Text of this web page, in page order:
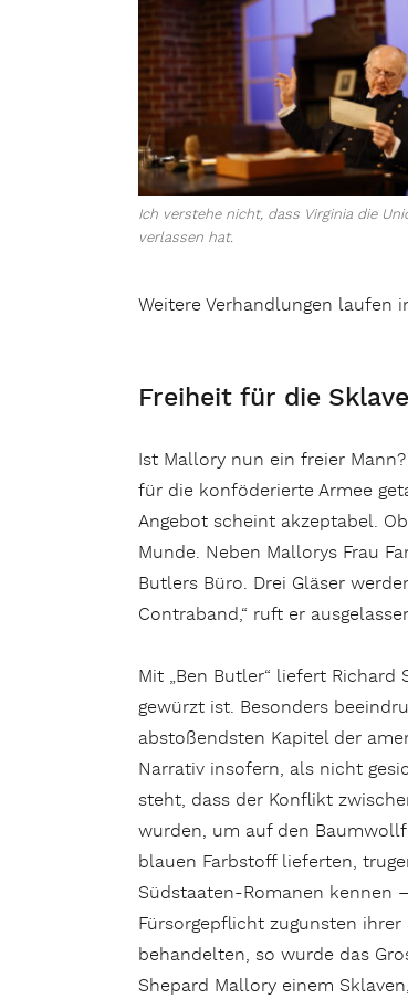
Ich verstehe nicht, dass Virginia die
verlassen hat.
Weitere Verhandlungen laufen
Freiheit für die
Ist Mallory nun ein freier
für die konföderierte Armee
Angebot scheint akzeptabel.
Munde. Neben Mallorys Frau
Butlers Büro. Drei Gläser
Contraband,“ ruft er
Mit „Ben Butler“ liefert
gewürzt ist. Besonders
abstoßendsten Kapitel der
Narrativ insofern, als nicht
steht, dass der Konflikt
wurden, um auf den
blauen Farbstoff lieferten,
Südstaaten-Romanen kennen
Fürsorgepflicht zugunsten
behandelten, so wurde das
Shepard Mallory einem